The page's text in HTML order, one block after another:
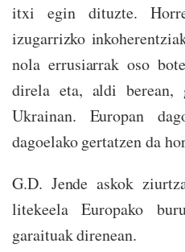
itxi egin dituzte.
izugarrizko
nola errusiarrak oso
direla eta, aldi
Ukrainan. Europan
dagoelako gertatzen da
G.D. Jende askok
litekeela Europako
garaituak direnean.